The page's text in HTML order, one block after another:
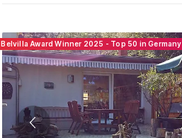
Belvilla Award Winner 2025 - Top 50 in Germany